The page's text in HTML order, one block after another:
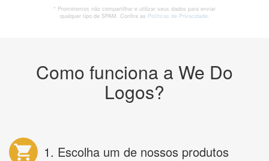
* Prometemos não compartilhar e utilizar seus dados para enviar
qualquer tipo de SPAM. Confira as Políticas de Privacidade.
Como funciona a We Do
Logos?
1. Escolha um de nossos produtos